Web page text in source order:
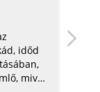
időd
mivel